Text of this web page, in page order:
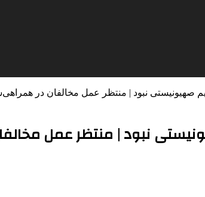
صهیونیستی نبود | منتظر عمل مخالفان در
نبود | منتظر عمل